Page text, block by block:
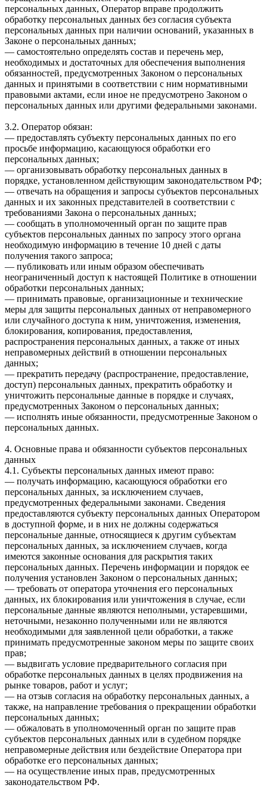
персональных данных, Оператор вправе продолжить
обработку персональных данных без согласия субъекта
персональных данных при наличии оснований, указанных в
Законе о персональных данных;
— самостоятельно определять состав и перечень мер,
необходимых и достаточных для обеспечения выполнения
обязанностей, предусмотренных Законом о персональных
данных и принятыми в соответствии с ним нормативными
правовыми актами, если иное не предусмотрено Законом о
персональных данных или другими федеральными законами.
3.2. Оператор обязан:
— предоставлять субъекту персональных данных по его
просьбе информацию, касающуюся обработки его
персональных данных;
— организовывать обработку персональных данных в
порядке, установленном действующим законодательством РФ;
— отвечать на обращения и запросы субъектов персональных
данных и их законных представителей в соответствии с
требованиями Закона о персональных данных;
— сообщать в уполномоченный орган по защите прав
субъектов персональных данных по запросу этого органа
необходимую информацию в течение 10 дней с даты
получения такого запроса;
— публиковать или иным образом обеспечивать
неограниченный доступ к настоящей Политике в отношении
обработки персональных данных;
— принимать правовые, организационные и технические
меры для защиты персональных данных от неправомерного
или случайного доступа к ним, уничтожения, изменения,
блокирования, копирования, предоставления,
распространения персональных данных, а также от иных
неправомерных действий в отношении персональных
данных;
— прекратить передачу (распространение, предоставление,
доступ) персональных данных, прекратить обработку и
уничтожить персональные данные в порядке и случаях,
предусмотренных Законом о персональных данных;
— исполнять иные обязанности, предусмотренные Законом о
персональных данных.
4. Основные права и обязанности субъектов персональных
данных
4.1. Субъекты персональных данных имеют право:
— получать информацию, касающуюся обработки его
персональных данных, за исключением случаев,
предусмотренных федеральными законами. Сведения
предоставляются субъекту персональных данных Оператором
в доступной форме, и в них не должны содержаться
персональные данные, относящиеся к другим субъектам
персональных данных, за исключением случаев, когда
имеются законные основания для раскрытия таких
персональных данных. Перечень информации и порядок ее
получения установлен Законом о персональных данных;
— требовать от оператора уточнения его персональных
данных, их блокирования или уничтожения в случае, если
персональные данные являются неполными, устаревшими,
неточными, незаконно полученными или не являются
необходимыми для заявленной цели обработки, а также
принимать предусмотренные законом меры по защите своих
прав;
— выдвигать условие предварительного согласия при
обработке персональных данных в целях продвижения на
рынке товаров, работ и услуг;
— на отзыв согласия на обработку персональных данных, а
также, на направление требования о прекращении обработки
персональных данных;
— обжаловать в уполномоченный орган по защите прав
субъектов персональных данных или в судебном порядке
неправомерные действия или бездействие Оператора при
обработке его персональных данных;
— на осуществление иных прав, предусмотренных
законодательством РФ.